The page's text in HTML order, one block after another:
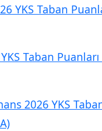
YKS Taban
Taban Puanları
2026 YKS